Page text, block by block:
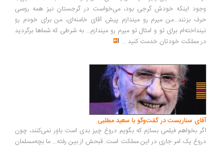
اینکه خودش گرجی بود، می‌خواست در گرجستان نیز همه روسی
بزنند...من میرم رو میندازم پیش آقای خامنه‌ای، من برای خودم رو
برای تو و امثال تو میرم رو میندازم... به شرطی که شماها برگردید
مملکت خودتان خدمت کنید...
سناریست در گفت‌وگو با سعید مطلبی
بخواهم فیلمی بسازم که بگویم دروغ چیز بدی است باور نمی‌کنند، چون
یک امر جاری در این مملکت است. قبحش از بین رفته... ما بچه‌مسلمان